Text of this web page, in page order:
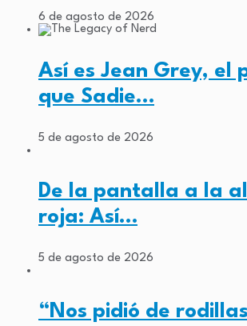
6 de agosto de 2026
Así es Jean Grey, el
que Sadie…
5 de agosto de 2026
De la pantalla a la
roja: Así…
5 de agosto de 2026
“Nos pidió de